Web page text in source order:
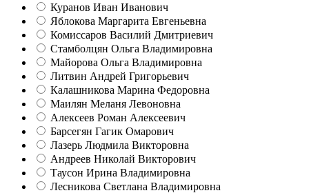
Куранов Иван Иванович
Яблокова Маргарита Евгеньевна
Комиссаров Василий Дмитриевич
Стамболцян Ольга Владимировна
Майорова Ольга Владимировна
Литвин Андрей Григорьевич
Калашникова Марина Федоровна
Маилян Меланя Левоновна
Алексеев Роман Алексеевич
Барсегян Гагик Омарович
Лазерь Людмила Викторовна
Андреев Николай Викторович
Таусон Ирина Владимировна
Лесникова Светлана Владимировна